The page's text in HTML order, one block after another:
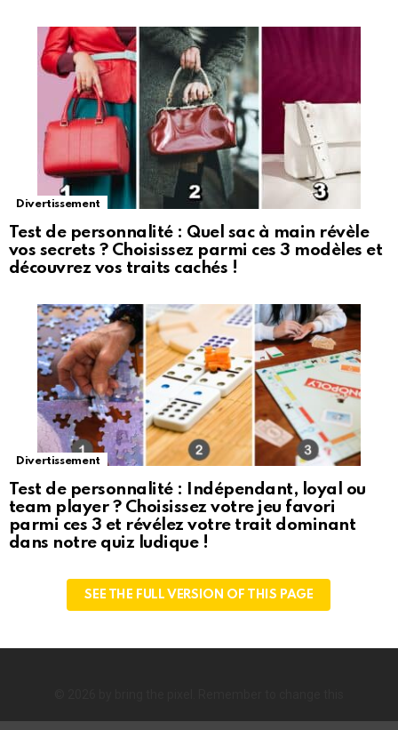
Divertissement
Test de personnalité : Quel sac à main révèle
vos secrets ? Choisissez parmi ces 3 modèles et
découvrez vos traits cachés !
Divertissement
Test de personnalité : Indépendant, loyal ou
team player ? Choisissez votre jeu favori
parmi ces 3 et révélez votre trait dominant
dans notre quiz ludique !
SEE THE FULL VERSION OF THIS PAGE